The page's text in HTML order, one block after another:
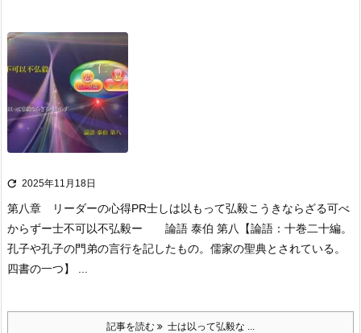
 2025年11月18日
第八章 リーダーの心得PR士しは以もって弘毅こうきならざる可べ
からずー士不可以不弘毅ー 論語 泰伯 第八
【論語：十巻二十編。
孔子や孔子の門弟の言行を記したもの。 儒家の聖典とされている。
四書の一つ】 ...
記事を読む 士は以って弘毅な ...